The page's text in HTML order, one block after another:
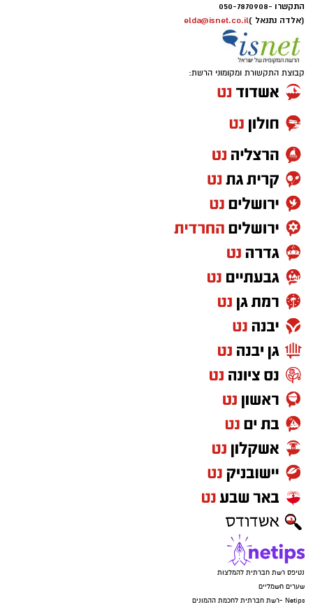
התקשרו -050-7870908
(אלדה נתנאל )elda@isnet.co.il
קבוצת התקשורת ומקומוני הרשת:
נטיפס רשת חברתית להמלצות
שערים חשמליים
Netips -רשת חברתית לחכמת ההמונים